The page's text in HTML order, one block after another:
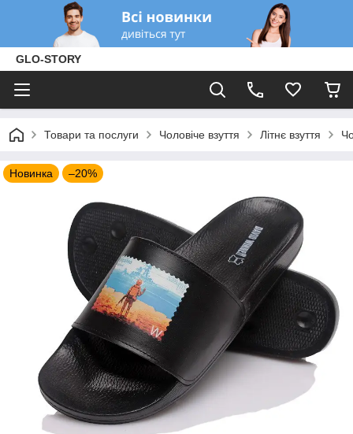
GLO-STORY
Товари та послуги Чоловіче взуття Літнє взуття
Новинка –20%